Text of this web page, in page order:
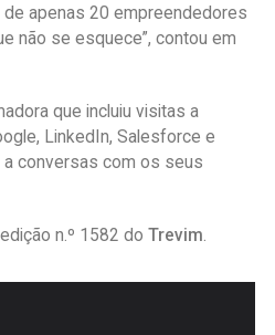
apenas 20 empreendedores
não se esquece”, contou em
que incluiu visitas a
LinkedIn, Salesforce e
conversas com os seus
n.º 1582 do Trevim.